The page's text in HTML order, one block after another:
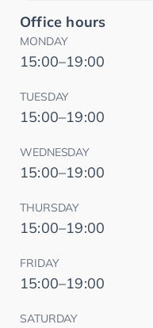
Office hours
MONDAY
15:00–19:00
TUESDAY
15:00–19:00
WEDNESDAY
15:00–19:00
THURSDAY
15:00–19:00
FRIDAY
15:00–19:00
SATURDAY